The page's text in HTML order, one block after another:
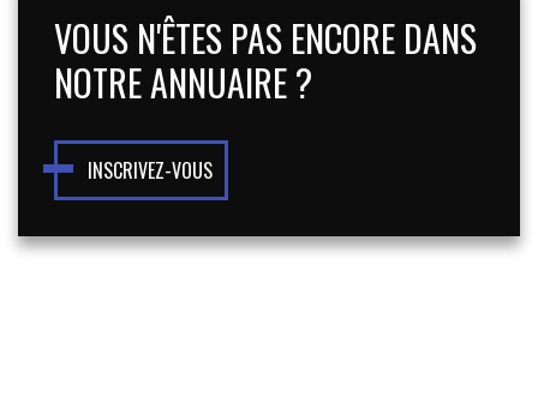
VOUS N'ÊTES PAS ENCORE DANS
NOTRE ANNUAIRE ?
INSCRIVEZ-VOUS